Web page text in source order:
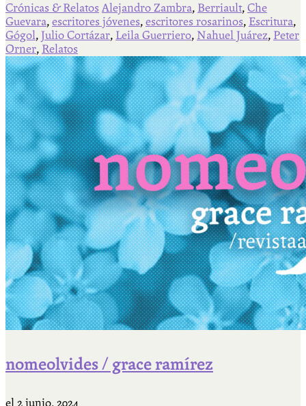
Crónicas & Relatos Alejandro Zambra, Berriault, Che
Guevara, escritores jóvenes, escritores rosarinos, Escritura,
Gógol, Julio Cortázar, Leila Guerriero, Nahuel Juárez, Peter
Orner, Relatos
nomeolvides / grace ramírez
el 2 junio, 2024